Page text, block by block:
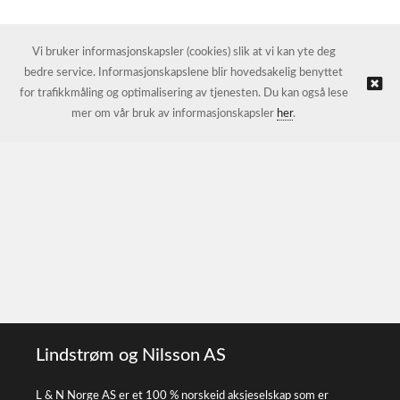
Lindstrøm og Nilsson AS
L & N Norge AS er et 100 % norskeid aksjeselskap som er
Vi bruker informasjonskapsler (cookies) slik at vi kan yte deg
bedre service. Informasjonskapslene blir hovedsakelig benyttet
for trafikkmåling og optimalisering av tjenesten. Du kan også lese
mer om vår bruk av informasjonskapsler her.